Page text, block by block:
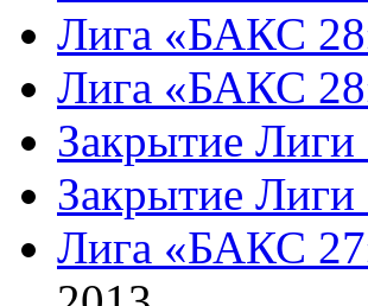
Лига «БАКС
Лига «БАКС
Закрытие
Закрытие
Лига «БАКС